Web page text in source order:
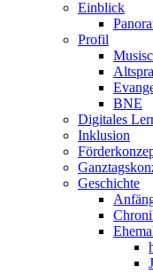
Einblick
Profil
BNE
Digitales
Inklusion
Geschichte